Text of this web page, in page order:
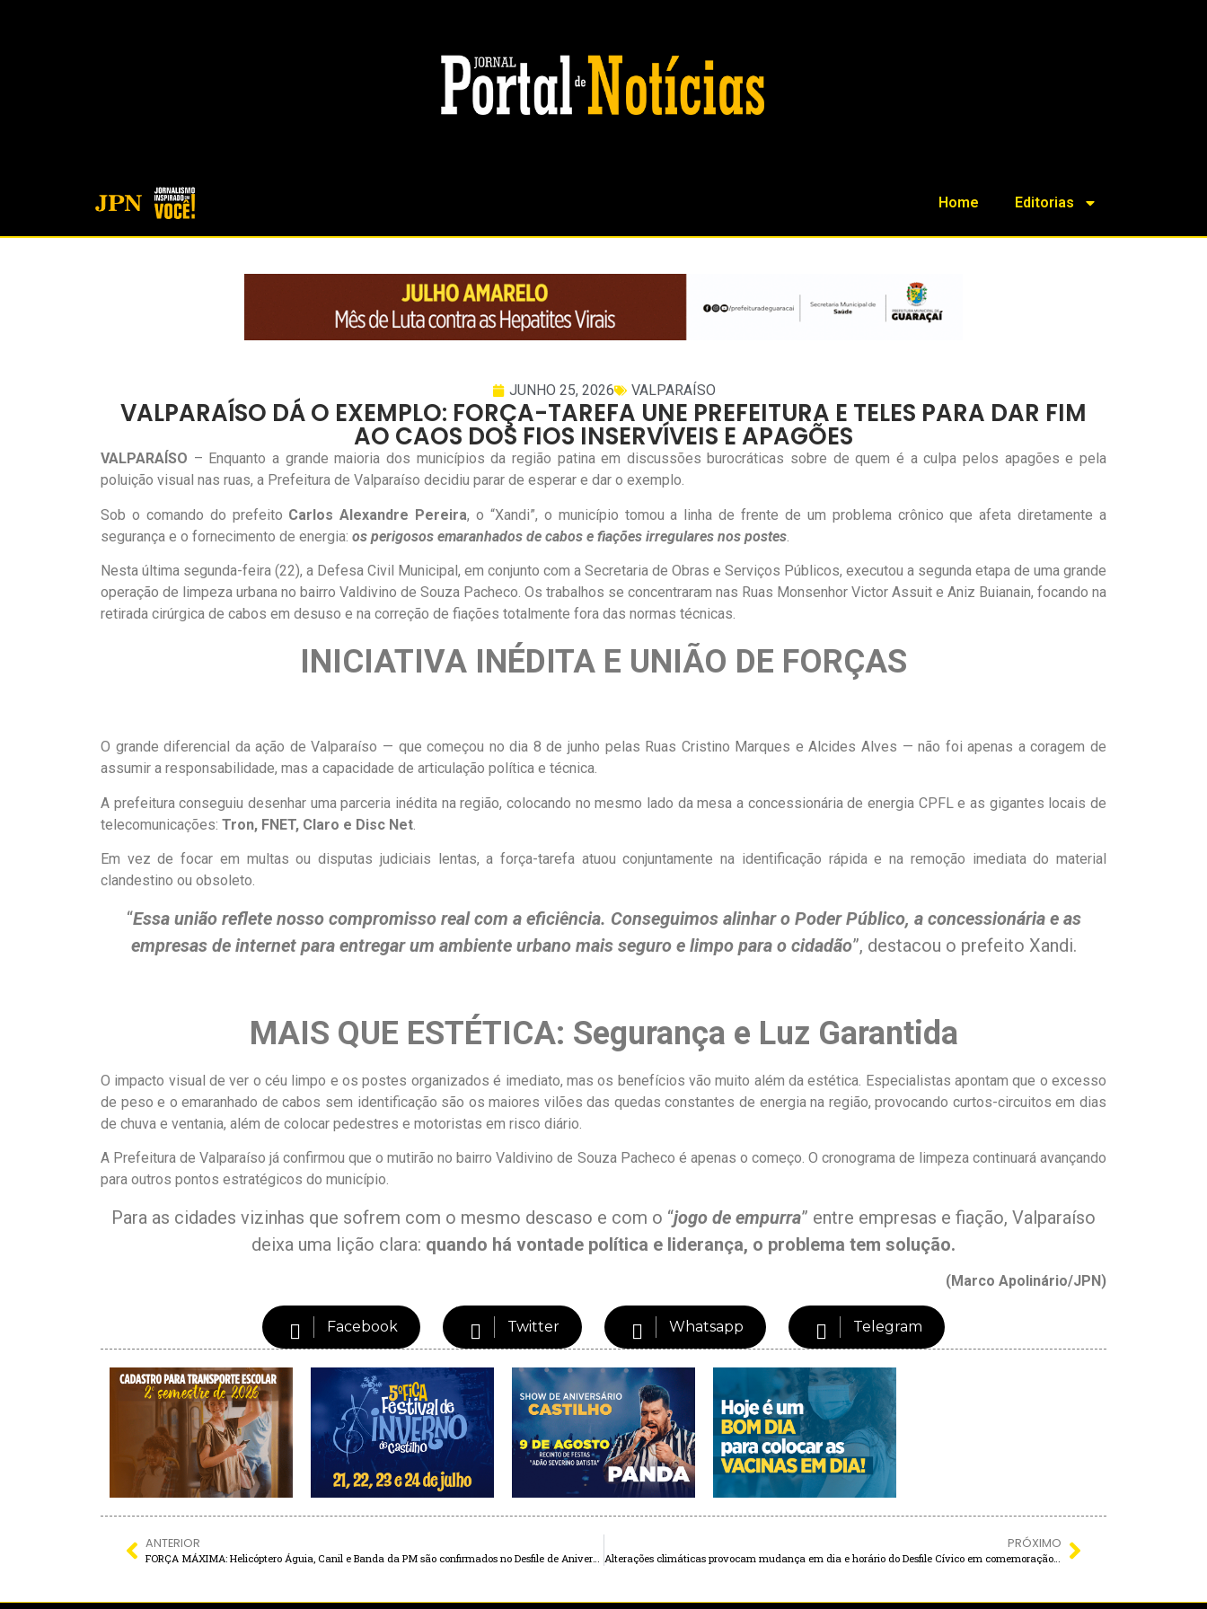
Home Editorias
JUNHO 25, 2026 VALPARAÍSO
VALPARAÍSO DÁ O EXEMPLO: FORÇA-TAREFA UNE PREFEITURA E TELES PARA DAR FIM
AO CAOS DOS FIOS INSERVÍVEIS E APAGÕES
VALPARAÍSO – Enquanto a grande maioria dos municípios da região patina em discussões burocráticas sobre de quem é a culpa pelos apagões e pela
poluição visual nas ruas, a Prefeitura de Valparaíso decidiu parar de esperar e dar o exemplo.
Sob o comando do prefeito Carlos Alexandre Pereira, o “Xandi”, o município tomou a linha de frente de um problema crônico que afeta diretamente a
segurança e o fornecimento de energia: os perigosos emaranhados de cabos e fiações irregulares nos postes
Nesta última segunda-feira (22), a Defesa Civil Municipal, em conjunto com a Secretaria de Obras e Serviços Públicos, executou a segunda etapa de uma grande
operação de limpeza urbana no bairro Valdivino de Souza Pacheco. Os trabalhos se concentraram nas Ruas Monsenhor Victor Assuit e Aniz Buianain, focando na
retirada cirúrgica de cabos em desuso e na correção de fiações totalmente fora das normas técnicas.
INICIATIVA INÉDITA E UNIÃO DE FORÇAS
O grande diferencial da ação de Valparaíso — que começou no dia 8 de junho pelas Ruas Cristino Marques e Alcides Alves — não foi apenas a coragem de
assumir a responsabilidade, mas a capacidade de articulação política e técnica.
A prefeitura conseguiu desenhar uma parceria inédita na região, colocando no mesmo lado da mesa a concessionária de energia CPFL e as gigantes locais de
telecomunicações: Tron, FNET, Claro e Disc Net.
Em vez de focar em multas ou disputas judiciais lentas, a força-tarefa atuou conjuntamente na identificação rápida e na remoção imediata do material
clandestino ou obsoleto.
“Essa união reflete nosso compromisso real com a eficiência. Conseguimos alinhar o Poder Público, a concessionária e as
empresas de internet para entregar um ambiente urbano mais seguro e limpo para o cidadão”, destacou o prefeito Xandi.
MAIS QUE ESTÉTICA: Segurança e Luz Garantida
O impacto visual de ver o céu limpo e os postes organizados é imediato, mas os benefícios vão muito além da estética. Especialistas apontam que o excesso
de peso e o emaranhado de cabos sem identificação são os maiores vilões das quedas constantes de energia na região, provocando curtos-circuitos em dias
de chuva e ventania, além de colocar pedestres e motoristas em risco diário.
A Prefeitura de Valparaíso já confirmou que o mutirão no bairro Valdivino de Souza Pacheco é apenas o começo. O cronograma de limpeza continuará avançando
para outros pontos estratégicos do município.
Para as cidades vizinhas que sofrem com o mesmo descaso e com o “jogo de empurra” entre empresas e fiação, Valparaíso
deixa uma lição clara: quando há vontade política e liderança, o problema tem solução.
(Marco Apolinário/JPN)
Facebook Twitter Whatsapp Telegram
ANTERIOR
FORÇA MÁXIMA: Helicóptero Águia, Canil e Banda da PM são confirmados no Desfile de Aniversário de Andradina
PRÓXIMO
Alterações climáticas provocam mudança em dia e horário do Desfile Cívico em comemoração aos 92 ANOS DE MIRANDÓPOLIS